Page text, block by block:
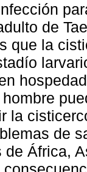
de
que la
la
de
de África,